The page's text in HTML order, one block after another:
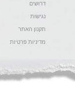
דרושים
נגישות
תקנון האתר
מדיניות פרטיות